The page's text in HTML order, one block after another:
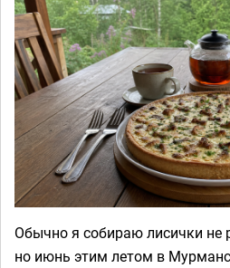
Обычно я собираю лисички
но июнь этим летом в